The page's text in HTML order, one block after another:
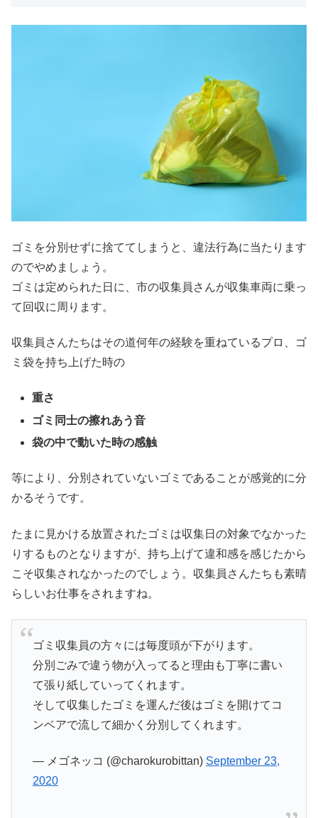
ゴミを分別せずに捨ててしまうと、違法行為に当たります
のでやめましょう。
ゴミは定められた日に、市の収集員さんが収集車両に乗っ
て回収に周ります。
収集員さんたちはその道何年の経験を重ねているプロ、ゴ
ミ袋を持ち上げた時の
重さ
ゴミ同士の擦れあう音
袋の中で動いた時の感触
等により、分別されていないゴミであることが感覚的に分
かるそうです。
たまに見かける放置されたゴミは収集日の対象でなかった
りするものとなりますが、持ち上げて違和感を感じたから
こそ収集されなかったのでしょう。収集員さんたちも素晴
らしいお仕事をされますね。
ゴミ収集員の方々には毎度頭が下がります。
分別ごみで違う物が入ってると理由も丁寧に書い
て張り紙していってくれます。
そして収集したゴミを運んだ後はゴミを開けてコ
ンベアで流して細かく分別してくれます。
— メゴネッコ (@charokurobittan) September 23,
2020